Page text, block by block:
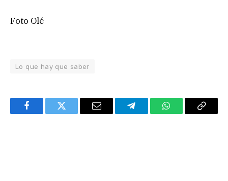
Foto Olé
Lo que hay que saber
FacebookTwitter Email TelegramWhatsAppCopy